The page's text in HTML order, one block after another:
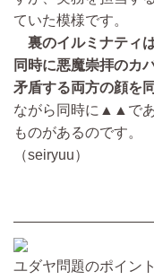
ていた模様です。
裏のイルミナティ
同時に悪魔崇拝のカ
矛盾する両方の顔を
ながら同時に▲▲で
ものがあるのです。
（seiryuu）
ユダヤ問題のポイン